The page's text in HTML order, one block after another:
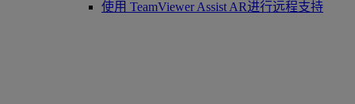
使用 TeamViewer Assist AR进行远程支持